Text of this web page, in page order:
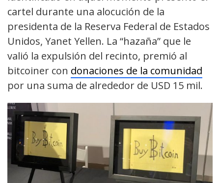
cartel durante una alocución de la
presidenta de la Reserva Federal de Estados
Unidos, Yanet Yellen. La “hazaña” que le
valió la expulsión del recinto, premió al
bitcoiner con donaciones de la comunidad
por una suma de alrededor de USD 15 mil.